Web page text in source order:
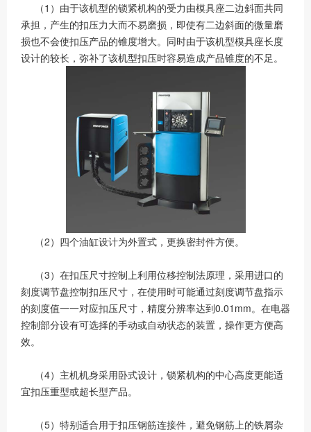
（1）由于该机型的锁紧机构的受力由模具座二边斜面共同
承担，产生的扣压力大而不易磨损，即使有二边斜面的微量磨
损也不会使扣压产品的锥度增大。同时由于该机型模具座长度
设计的较长，弥补了该机型扣压时容易造成产品锥度的不足。
（2）四个油缸设计为外置式，更换密封件方便。
（3）在扣压尺寸控制上利用位移控制法原理，采用进口的
刻度调节盘控制扣压尺寸，在使用时可能通过刻度调节盘指示
的刻度值一一对应扣压尺寸，精度分辨率达到0.01mm。在电器
控制部分设有可选择的手动或自动状态的装置，操作更方便高
效。
（4）主机机身采用卧式设计，锁紧机构的中心高度更能适
宜扣压重型或超长型产品。
（5）特别适合用于扣压钢筋连接件，避免钢筋上的铁屑杂